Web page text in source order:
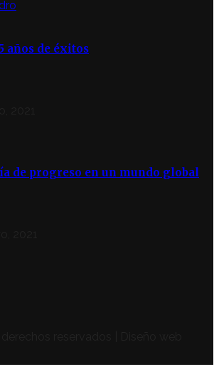
años de éxitos
de progreso en un mundo global